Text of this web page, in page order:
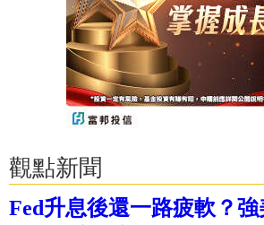
觀點新聞
Fed升息後還一路疲軟？